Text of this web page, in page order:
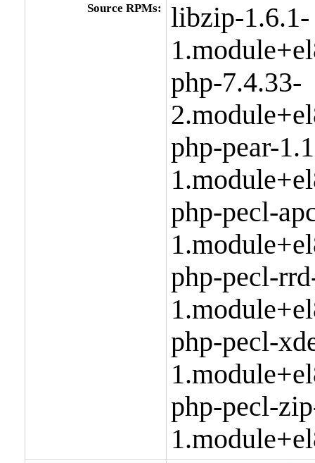
Source RPMs:
libzip-1.6.1-
php-7.4.33-
php-pear-
php-pecl-
php-pecl-
php-pecl-
php-pecl-